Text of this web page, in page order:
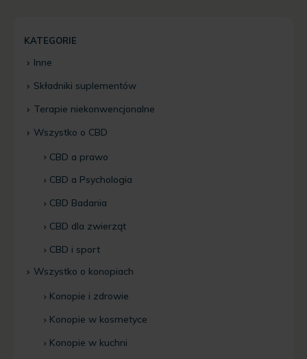
KATEGORIE
Inne
Składniki suplementów
Terapie niekonwencjonalne
Wszystko o CBD
CBD a prawo
CBD a Psychologia
CBD Badania
CBD dla zwierząt
CBD i sport
Wszystko o konopiach
Konopie i zdrowie
Konopie w kosmetyce
Konopie w kuchni